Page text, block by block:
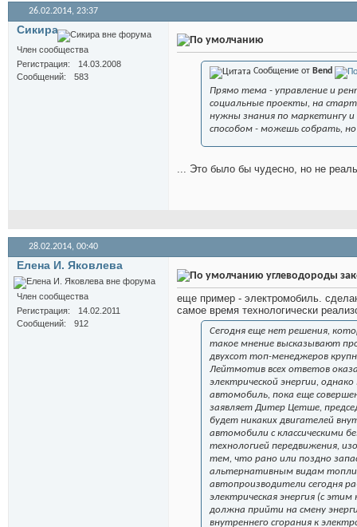
26.02.2014, 23:37
Сикира
Член сообщества
Регистрация
14.03.2008
Сообщений
583
Сообщение от Bend
Прямо тема - управление и
социальные проекты, на
нужны знания по маркетингу
способом - можешь собрать, но
... Это было бы чудесно, но не
28.02.2014, 00:40
Елена И. Яковлева
Член сообщества
Регистрация
14.02.2011
Сообщений
912
углеводороды
еще пример - электромобиль.
самое время технологически
Сегодня еще нет решения,
такое мнение высказывают
двухсот топ-менеджеров
Лейтмотив всех ответов
электрической энергии,
автомобиль, пока еще
заявляет Дитер Цетше,
будет никаких двигателей
автомобили с классическими
технологией передвижения,
тем, что рано или поздно
альтернативным видам
автопроизводители сегодня
электрическая энергия (с
должна прийти на смену
внутреннего сгорания к